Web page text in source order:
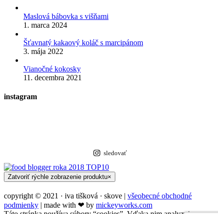
Maslová bábovka s višňami
1. marca 2024
Šťavnatý kakaový koláč s marcipánom
3. mája 2022
Vianočné kokosky
11. decembra 2021
instagram
sledovať
Zatvoriť rýchle zobrazenie produktu×
copyright © 2021 · iva tišková · skove | všeobecné obchodné
podmienky | made with ❤︎ by mickeyworks.com